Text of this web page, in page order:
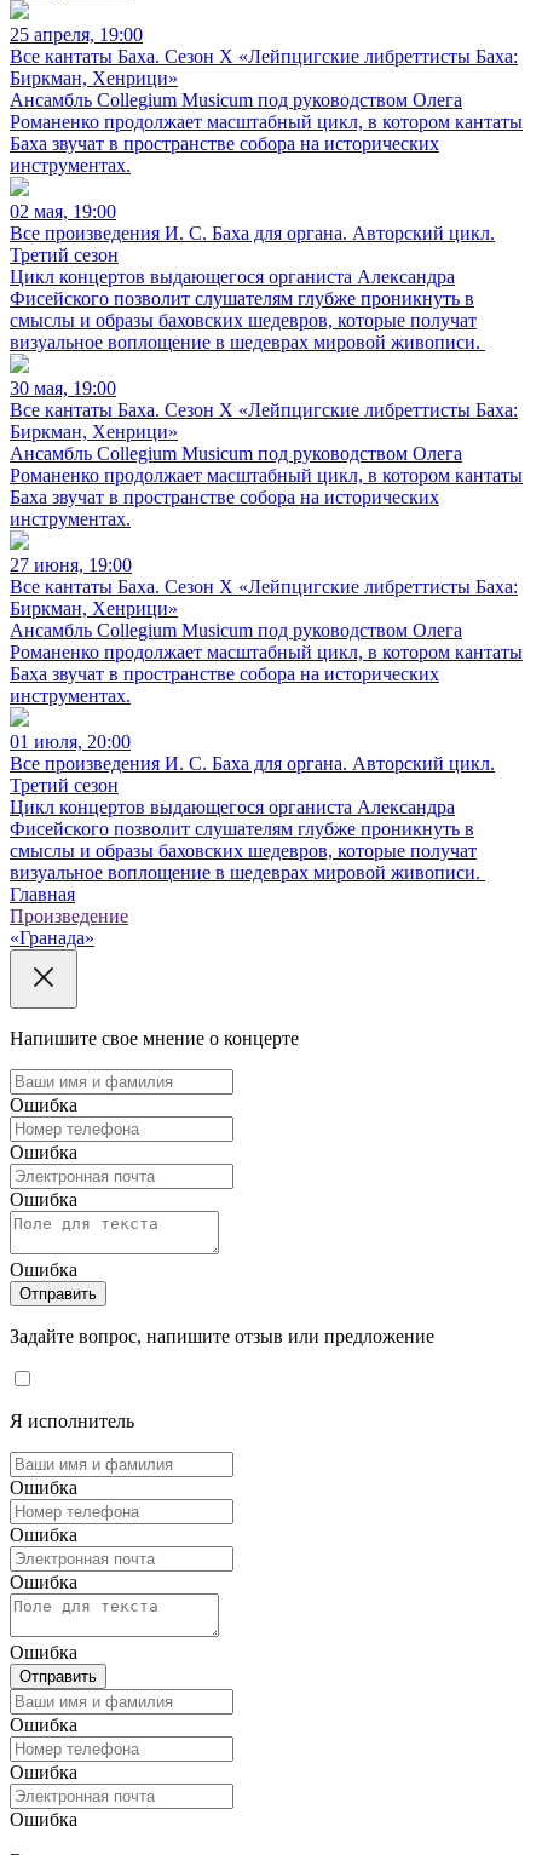
25 апреля, 19:00
Все кантаты Баха. Сезон X «Лейпцигские либреттисты Баха:
Биркман, Хенрици»
Ансамбль Collegium Musicum под руководством Олега
Романенко продолжает масштабный цикл, в котором кантаты
Баха звучат в пространстве собора на исторических
инструментах.
02 мая, 19:00
Все произведения И. С. Баха для органа. Авторский цикл.
Третий сезон
Цикл концертов выдающегося органиста Александра
Фисейского позволит слушателям глубже проникнуть в
смыслы и образы баховских шедевров, которые получат
визуальное воплощение в шедеврах мировой живописи.
30 мая, 19:00
Все кантаты Баха. Сезон X «Лейпцигские либреттисты Баха:
Биркман, Хенрици»
Ансамбль Collegium Musicum под руководством Олега
Романенко продолжает масштабный цикл, в котором кантаты
Баха звучат в пространстве собора на исторических
инструментах.
27 июня, 19:00
Все кантаты Баха. Сезон X «Лейпцигские либреттисты Баха:
Биркман, Хенрици»
Ансамбль Collegium Musicum под руководством Олега
Романенко продолжает масштабный цикл, в котором кантаты
Баха звучат в пространстве собора на исторических
инструментах.
01 июля, 20:00
Все произведения И. С. Баха для органа. Авторский цикл.
Третий сезон
Цикл концертов выдающегося органиста Александра
Фисейского позволит слушателям глубже проникнуть в
смыслы и образы баховских шедевров, которые получат
визуальное воплощение в шедеврах мировой живописи.
Главная
Произведение
«Гранада»
Напишите свое мнение о концерте
Ошибка
Ошибка
Ошибка
Ошибка
Отправить
Задайте вопрос, напишите отзыв или предложение
Я исполнитель
Ошибка
Ошибка
Ошибка
Ошибка
Отправить
Ошибка
Ошибка
Ошибка